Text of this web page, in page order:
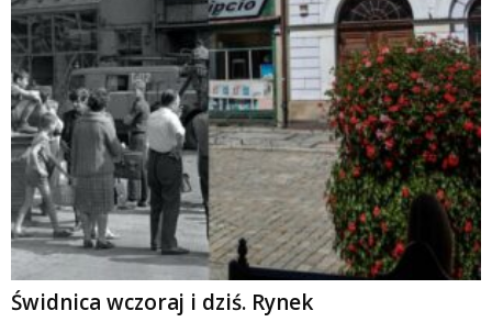
Świdnica wczoraj i dziś. Rynek